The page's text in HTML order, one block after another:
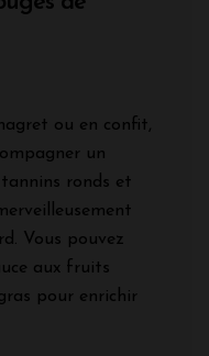
ou en confit,
un
ronds et
Vous pouvez
aux fruits
pour enrichir